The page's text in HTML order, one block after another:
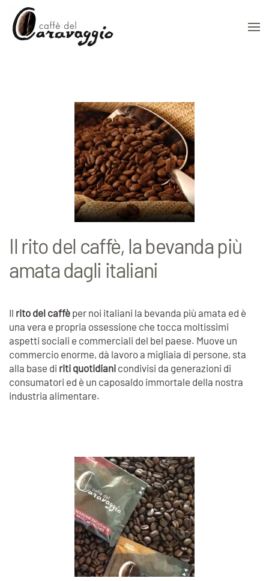
Skip to main content
Il rito del caffè, la bevanda più
amata dagli italiani
Il rito del caffè per noi italiani la bevanda più amata ed è
una vera e propria ossessione che tocca moltissimi
aspetti sociali e commerciali del bel paese. Muove un
commercio enorme, dà lavoro a migliaia di persone, sta
alla base di riti quotidiani condivisi da generazioni di
consumatori ed è un caposaldo immortale della nostra
industria alimentare.